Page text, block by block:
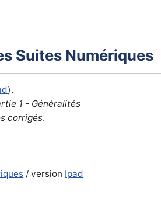
Suites Numériques
).
1 - Généralités
corrigés.
/ version Ipad